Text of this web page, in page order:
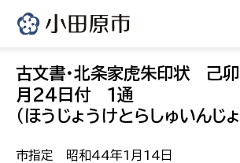
古文書・北条家虎朱印状 己卯
月24日付 1通
（ほうじょうけとらしゅいんじょ
市指定 昭和44年1月14日